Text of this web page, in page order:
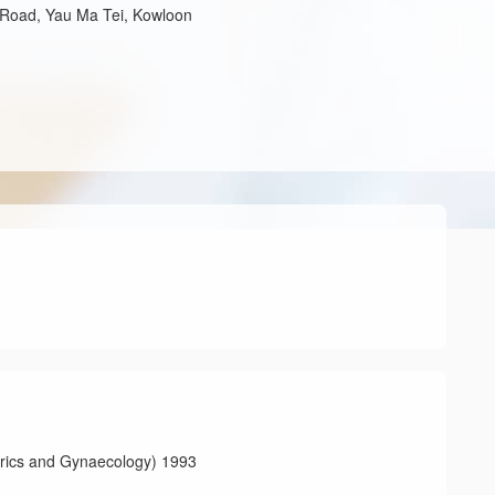
Yau Ma Tei, Kowloon
and Gynaecology) 1993